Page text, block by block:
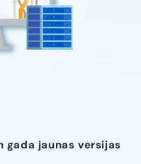
gada jaunas versijas